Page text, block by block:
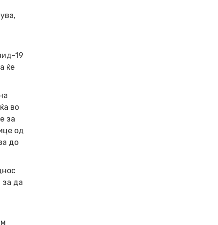
19
ќе
во
за
од
до
за да